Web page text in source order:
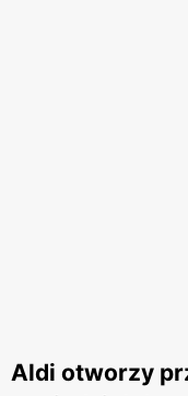
Aldi otworzy